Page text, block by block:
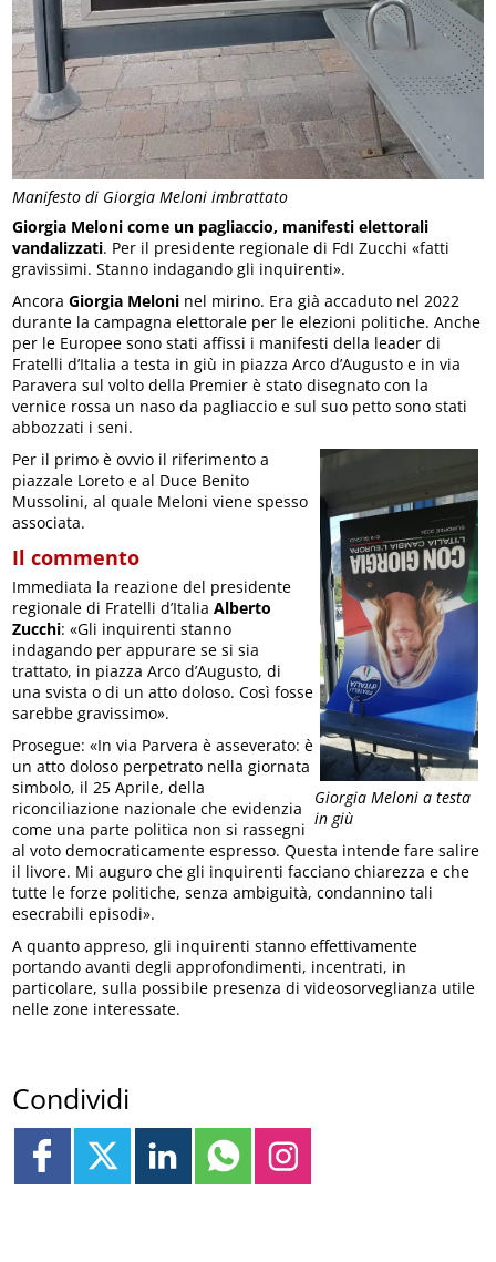
Manifesto di Giorgia Meloni imbrattato
Giorgia Meloni come un pagliaccio, manifesti elettorali
vandalizzati. Per il presidente regionale di FdI Zucchi «fatti
gravissimi. Stanno indagando gli inquirenti».
Ancora Giorgia Meloni nel mirino. Era già accaduto nel 2022
durante la campagna elettorale per le elezioni politiche. Anche
per le Europee sono stati affissi i manifesti della leader di
Fratelli d’Italia a testa in giù in piazza Arco d’Augusto e in via
Paravera sul volto della Premier è stato disegnato con la
vernice rossa un naso da pagliaccio e sul suo petto sono stati
abbozzati i seni.
Giorgia Meloni a testa
in giù
Per il primo è ovvio il riferimento a
piazzale Loreto e al Duce Benito
Mussolini, al quale Meloni viene spesso
associata.
Il commento
Immediata la reazione del presidente
regionale di Fratelli d’ItaliaAlberto
Zucchi: «Gli inquirenti stanno
indagando per appurare se si sia
trattato, in piazza Arco d’Augusto, di
una svista o di un atto doloso. Così fosse
sarebbe gravissimo».
Prosegue: «In via Parvera è asseverato: è
un atto doloso perpetrato nella giornata
simbolo, il 25 Aprile, della
riconciliazione nazionale che evidenzia
come una parte politica non si rassegni
al voto democraticamente espresso. Questa intende fare salire
il livore. Mi auguro che gli inquirenti facciano chiarezza e che
tutte le forze politiche, senza ambiguità, condannino tali
esecrabili episodi».
A quanto appreso, gli inquirenti stanno effettivamente
portando avanti degli approfondimenti, incentrati, in
particolare, sulla possibile presenza di videosorveglianza utile
nelle zone interessate.
Condividi